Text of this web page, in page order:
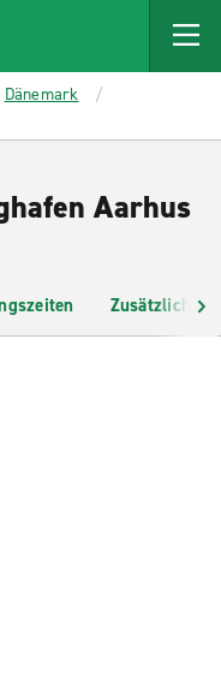
Dänemark
Aarhus
Zusätzliche